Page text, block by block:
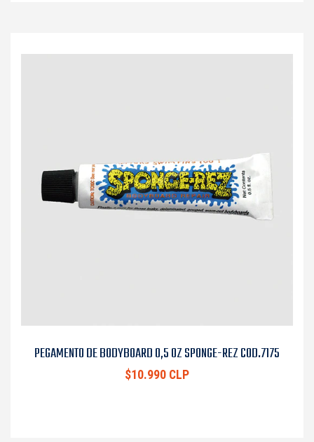
PEGAMENTO DE BODYBOARD 0,5 OZ SPONGE-REZ COD.7175
$10.990 CLP